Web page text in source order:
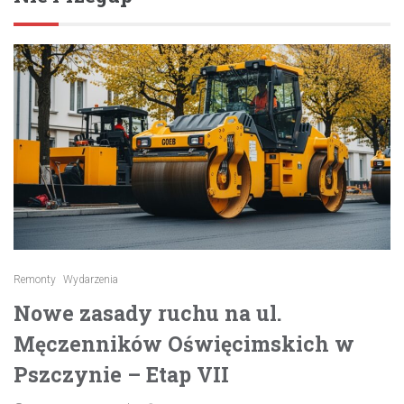
Remonty Wydarzenia
Nowe zasady ruchu na ul.
Męczenników Oświęcimskich w
Pszczynie – Etap VII